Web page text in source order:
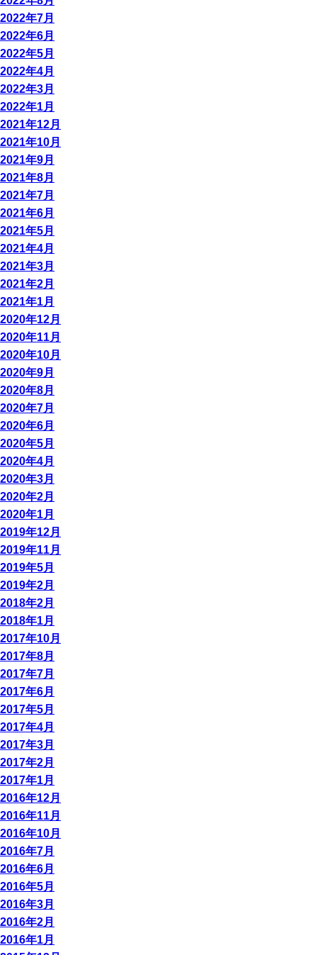
2022年7月
2022年6月
2022年5月
2022年4月
2022年3月
2022年1月
2021年12月
2021年10月
2021年9月
2021年8月
2021年7月
2021年6月
2021年5月
2021年4月
2021年3月
2021年2月
2021年1月
2020年12月
2020年11月
2020年10月
2020年9月
2020年8月
2020年7月
2020年6月
2020年5月
2020年4月
2020年3月
2020年2月
2020年1月
2019年12月
2019年11月
2019年5月
2019年2月
2018年2月
2018年1月
2017年10月
2017年8月
2017年7月
2017年6月
2017年5月
2017年4月
2017年3月
2017年2月
2017年1月
2016年12月
2016年11月
2016年10月
2016年7月
2016年6月
2016年5月
2016年3月
2016年2月
2016年1月